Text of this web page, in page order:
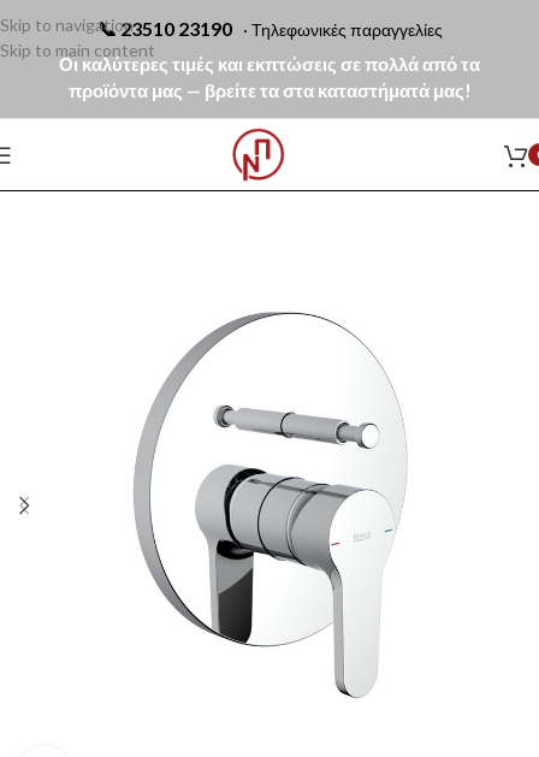
📞23510 23190 · Τηλεφωνικές παραγγελίες
Οι καλύτερες τιμές και εκπτώσεις σε πολλά από τα
προϊόντα μας — βρείτε τα στα καταστήματά μας!
Skip to navigation
Skip to main content